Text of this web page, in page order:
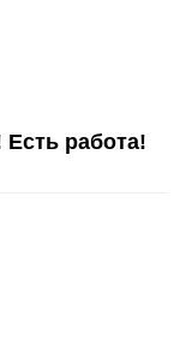
Есть работа!